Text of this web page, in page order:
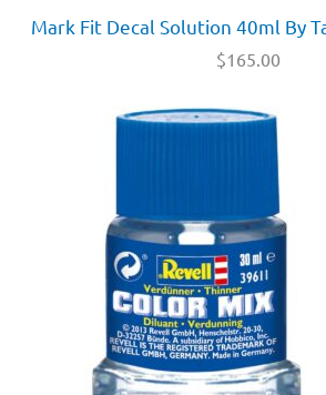
Mark Fit Decal Solution 40ml By
$165.00